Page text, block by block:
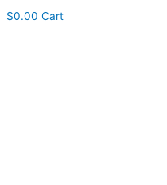
$0.00 Cart